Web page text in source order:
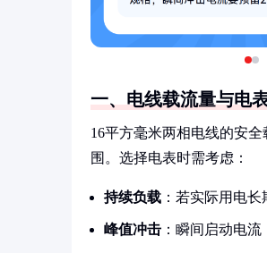
一、电线载流量与电
16平方毫米两相电线的安
围。选择电表时需考虑：
持续负载 ：若实际用电
峰值冲击 ：瞬间启动电